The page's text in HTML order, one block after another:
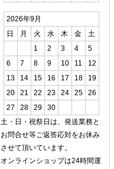
2026年9月
日
月 火 水 木 金
土
1
2 3 4
5
6
7 8 9 10 11
12
13
14 15 16 17 18
19
20
21 22 23 24 25
26
27
28 29
30
土・日・祝祭日は、発送業務と
お問合せ等ご返答応対をお休み
させて頂いています。
オンラインショップは24時間運